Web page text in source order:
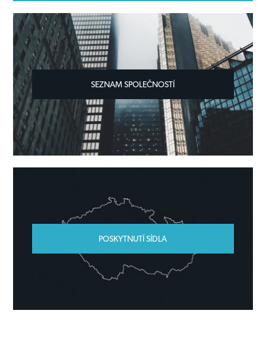
SEZNAM SPOLEČNOSTÍ
POSKYTNUTÍ SÍDLA